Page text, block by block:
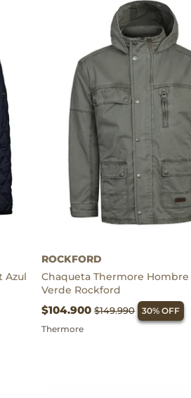
Azul
ROCKFORD
Chaqueta Thermore
Verde Rockford
$104.900$149.990
30% OFF
Thermore